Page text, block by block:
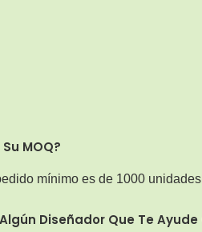
MOQ?
mínimo es de 1000
Diseñador Que Te Ayude